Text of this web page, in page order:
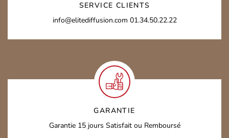
SERVICE CLIENTS
info@elitediffusion.com 01.34.50.22.22
GARANTIE
Garantie 15 jours Satisfait ou Remboursé